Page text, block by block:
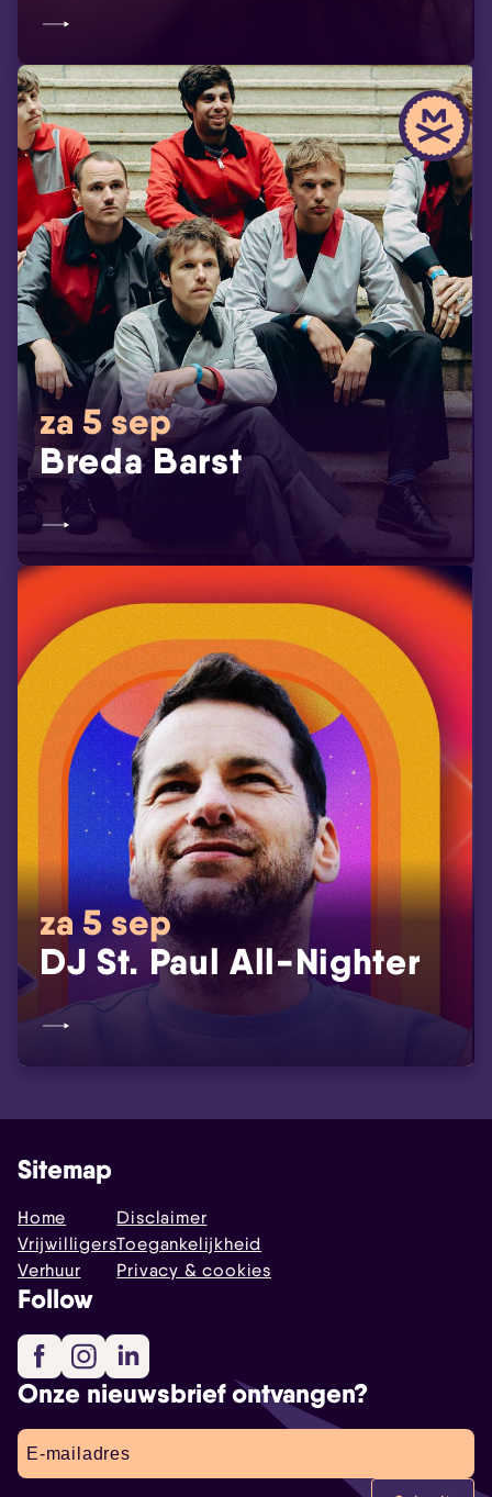
za 5 sep
Breda Barst
za 5 sep
DJ St. Paul All-Nighter
Sitemap
Home
Vrijwilligers
Verhuur
Disclaimer
Toegankelijkheid
Privacy & cookies
Follow
FacebookInstagram
Onze nieuwsbrief ontvangen?